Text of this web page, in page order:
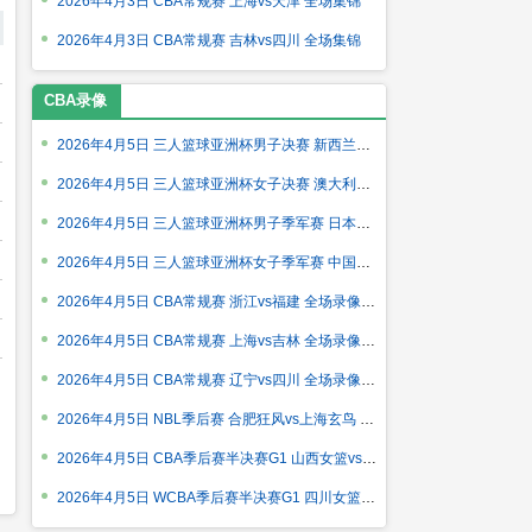
2026年4月3日 CBA常规赛 吉林vs四川 全场集锦
CBA录像
2026年4月5日 三人篮球亚洲杯男子决赛 新西兰三人篮球队vs韩国三
2026年4月5日 三人篮球亚洲杯女子决赛 澳大利亚三人篮球队vs菲律
2026年4月5日 三人篮球亚洲杯男子季军赛 日本三人篮球队vs中国三
2026年4月5日 三人篮球亚洲杯女子季军赛 中国三人篮球队vs日本三
2026年4月5日 CBA常规赛 浙江vs福建 全场录像回放
2026年4月5日 CBA常规赛 上海vs吉林 全场录像回放
2026年4月5日 CBA常规赛 辽宁vs四川 全场录像回放
2026年4月5日 NBL季后赛 合肥狂风vs上海玄鸟 全场录像回放
2026年4月5日 CBA季后赛半决赛G1 山西女篮vs新疆女篮 全场录像回
2026年4月5日 WCBA季后赛半决赛G1 四川女篮vs江苏女篮 全场录像